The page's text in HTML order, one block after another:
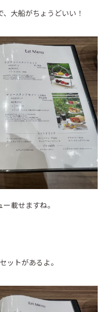
大船がちょうどいい！
載せますね。
ットがあるよ。